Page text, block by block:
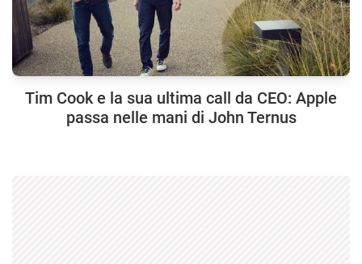
Tim Cook e la sua ultima call da CEO: Apple
passa nelle mani di John Ternus